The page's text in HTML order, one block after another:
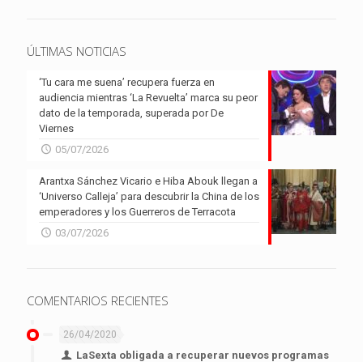
ÚLTIMAS NOTICIAS
‘Tu cara me suena’ recupera fuerza en
audiencia mientras ‘La Revuelta’ marca su peor
dato de la temporada, superada por De
Viernes
05/07/2026
Arantxa Sánchez Vicario e Hiba Abouk llegan a
‘Universo Calleja’ para descubrir la China de los
emperadores y los Guerreros de Terracota
03/07/2026
COMENTARIOS RECIENTES
26/04/2020
LaSexta obligada a recuperar nuevos programas